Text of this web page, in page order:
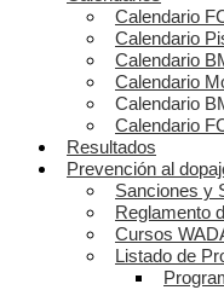
Calendario
Calendario
Calendario
Calendario
Calendario
Calendario
Resultados
Prevención al
Sanciones y
Reglamento
Cursos
Listado de